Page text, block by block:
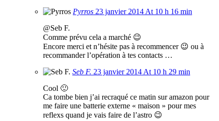
Pyrros 23 janvier 2014 At 10 h 16 min
@Seb F.
Comme prévu cela a marché 😉
Encore merci et n’hésite pas à recommencer 😉 ou à
recommander l’opération à tes contacts …
Seb F. 23 janvier 2014 At 10 h 29 min
Cool 🙂
Ca tombe bien j’ai recraqué ce matin sur amazon pour
me faire une batterie externe « maison » pour mes
reflexs quand je vais faire de l’astro 😉